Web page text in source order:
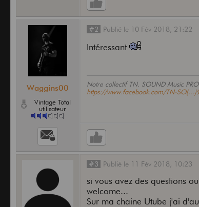
Waggins00
Vintage Total
utilisateur
#2 Publié le 10 Fév 2018, 21:22
Intéressant
Notre collectif TN. SOUND Music
https://www.facebook.com/TN-
#3 Publié le 11 Fév 2018, 10:23
si vous avez des questions
welcome...
Sur ma chaine Utube j'ai